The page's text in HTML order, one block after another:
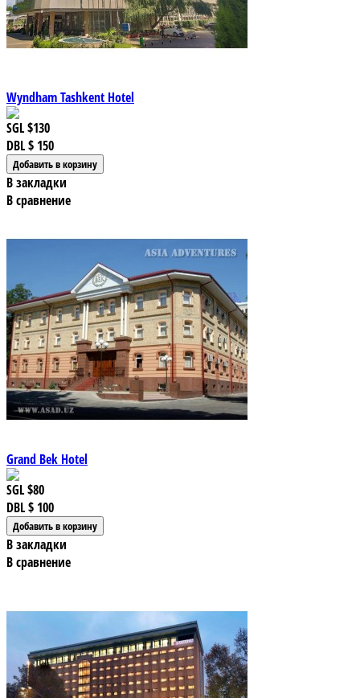
Wyndham Tashkent Hotel
SGL$130
DBL$ 150
В закладки
В сравнение
Grand Bek Hotel
SGL$80
DBL$ 100
В закладки
В сравнение